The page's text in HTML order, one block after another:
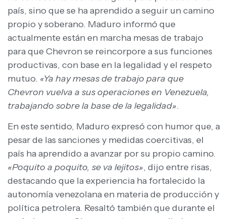
país, sino que se ha aprendido a seguir un camino
propio y soberano. Maduro informó que
actualmente están en marcha mesas de trabajo
para que Chevron se reincorpore a sus funciones
productivas, con base en la legalidad y el respeto
mutuo. «Ya hay mesas de trabajo para que
Chevron vuelva a sus operaciones en Venezuela,
trabajando sobre la base de la legalidad».
En este sentido, Maduro expresó con humor que, a
pesar de las sanciones y medidas coercitivas, el
país ha aprendido a avanzar por su propio camino.
«Poquito a poquito, se va lejitos», dijo entre risas,
destacando que la experiencia ha fortalecido la
autonomía venezolana en materia de producción y
política petrolera. Resaltó también que durante el